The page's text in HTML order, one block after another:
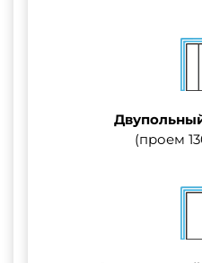
(проем